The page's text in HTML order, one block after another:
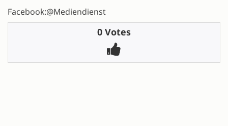
Facebook:@Mediendienst
0 Votes